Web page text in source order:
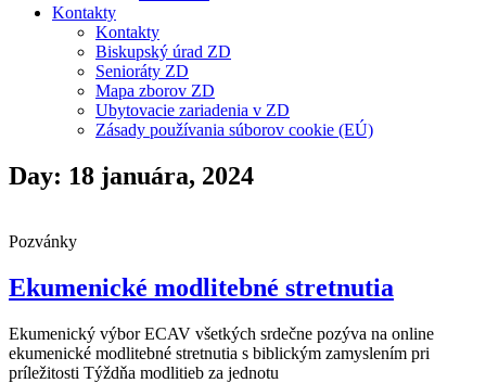
Kontakty
Kontakty
Biskupský úrad ZD
Senioráty ZD
Mapa zborov ZD
Ubytovacie zariadenia v ZD
Zásady používania súborov cookie (EÚ)
Day: 18 januára, 2024
Pozvánky
Ekumenické modlitebné stretnutia
Ekumenický výbor ECAV všetkých srdečne pozýva na online
ekumenické modlitebné stretnutia s biblickým zamyslením pri
príležitosti Týždňa modlitieb za jednotu